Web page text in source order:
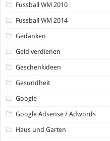
Fussball WM 2010
Fussball WM 2014
Gedanken
Geld verdienen
Geschenkideen
Gesundheit
Google
Google Adsense / Adwords
Haus und Garten